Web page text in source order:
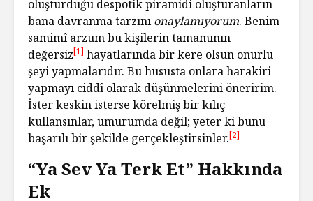
oluşturduğu despotik piramidi oluşturanların
bana davranma tarzını onaylamıyorum. Benim
samimî arzum bu kişilerin tamamının
değersiz[1] hayatlarında bir kere olsun onurlu
şeyi yapmalarıdır. Bu hususta onlara harakiri
yapmayı ciddî olarak düşünmelerini öneririm.
İster keskin isterse körelmiş bir kılıç
kullansınlar, umurumda değil; yeter ki bunu
başarılı bir şekilde gerçekleştirsinler.[2]
“Ya Sev Ya Terk Et” Hakkında
Ek